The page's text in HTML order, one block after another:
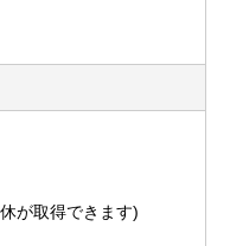
が取得できます)